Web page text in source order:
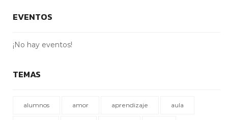
EVENTOS
¡No hay eventos!
TEMAS
alumnos amor aprendizaje aula